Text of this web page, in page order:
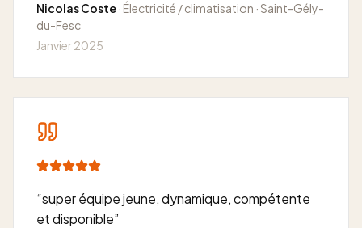
Nicolas Coste · Électricité / climatisation · Saint-Gély-
du-Fesc
Janvier 2025
“super équipe jeune, dynamique, compétente
et disponible”